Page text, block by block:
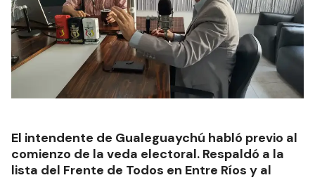
El intendente de Gualeguaychú habló previo al
comienzo de la veda electoral. Respaldó a la
lista del Frente de Todos en Entre Ríos y al